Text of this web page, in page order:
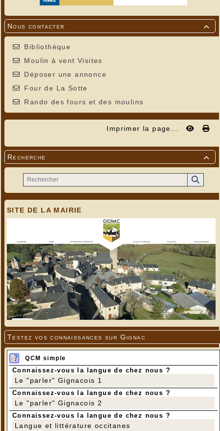

Nous contacter
Bibliothèque
Moulin à vent Visites
Déposer une annonce
Four de La Sotte
Rando des fours et des moulins
Imprimer la page...

Recherche
SITE DE LA MAIRIE
Testez vos connaissances sur Gignac
QCM simple
Connaissez-vous la langue de chez nous ?
Le "parler" Gignacois 1
Connaissez-vous la langue de chez nous ?
Le "parler" Gignacois 2
Connaissez-vous la langue de chez nous ?
Langue et littérature occitanes